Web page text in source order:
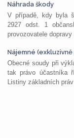
Náhrada škody
V případě, kdy byla
2927 odst. 1
provozovatele
Nájemné
Obecné soudy při
tak právo účastníka
Listiny základních